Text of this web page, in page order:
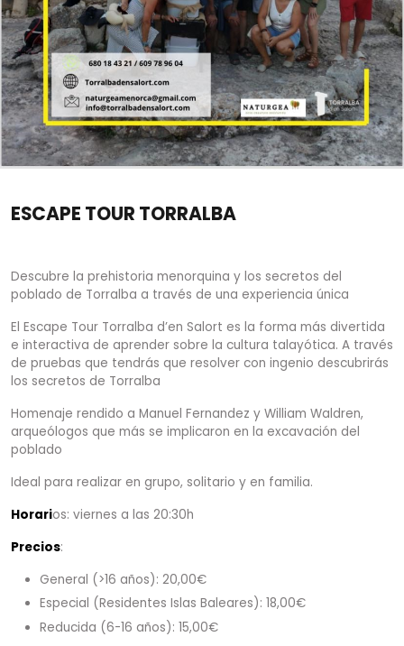
ESCAPE TOUR TORRALBA
Descubre la prehistoria menorquina y los secretos del
poblado de Torralba a través de una experiencia única
El Escape Tour Torralba d’en Salort es la forma más divertida
e interactiva de aprender sobre la cultura talayótica. A través
de pruebas que tendrás que resolver con ingenio descubrirás
los secretos de Torralba
Homenaje rendido a Manuel Fernandez y William Waldren,
arqueólogos que más se implicaron en la excavación del
poblado
Ideal para realizar en grupo, solitario y en familia.
Horarios: viernes a las 20:30h
Precios:
General (>16 años): 20,00€
Especial (Residentes Islas Baleares): 18,00€
Reducida (6-16 años): 15,00€